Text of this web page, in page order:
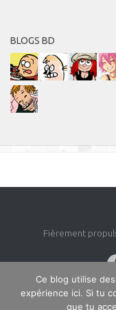
BLOGS BD
Fièrement
Ce blog utilise
expérience ici. Si tu
que tu